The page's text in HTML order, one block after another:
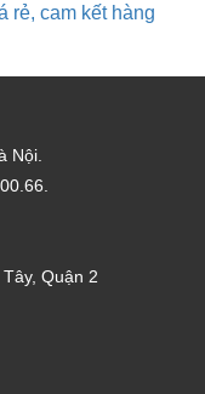
rẻ, cam kết hàng
Nội.
Quận 2